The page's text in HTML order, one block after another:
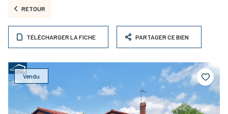
RETOUR
TÉLÉCHARGER LA FICHE PARTAGER CE BIEN
Vendu